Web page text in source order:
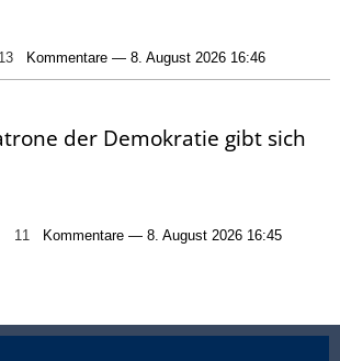
13 Kommentare — 8. August 2026 16:46
der Demokratie gibt sich
11 Kommentare — 8. August 2026 16:45